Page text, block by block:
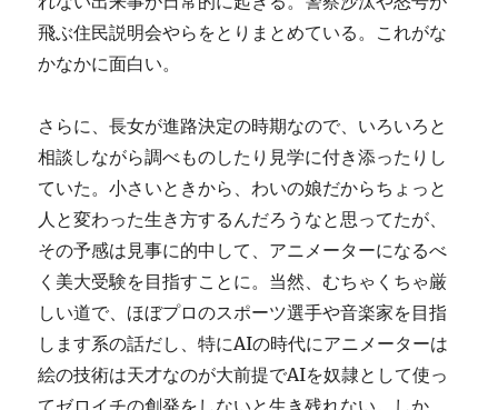
飛ぶ住民説明会やらをとりまとめている。これがな
かなかに面白い。
さらに、長女が進路決定の時期なので、いろいろと
相談しながら調べものしたり見学に付き添ったりし
ていた。小さいときから、わいの娘だからちょっと
人と変わった生き方するんだろうなと思ってたが、
その予感は見事に的中して、アニメーターになるべ
く美大受験を目指すことに。当然、むちゃくちゃ厳
しい道で、ほぼプロのスポーツ選手や音楽家を目指
します系の話だし、特にAIの時代にアニメーターは
絵の技術は天才なのが大前提でAIを奴隷として使っ
てゼロイチの創発をしないと生き残れない。しか